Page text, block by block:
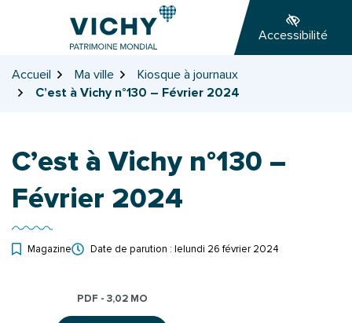
page
Accessibilité
Accueil Ma ville
Kiosque à journaux
C’est à Vichy n°130 – Février 2024
C’est à Vichy n°130 –
Février 2024
Magazine Date de parution : lelundi 26 février 2024
PDF - 3,02 MO